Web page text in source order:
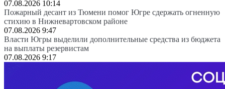
07.08.2026 10:14
Пожарный десант из Тюмени помог Югре сдержать огненную
стихию в Нижневартовском районе
07.08.2026 9:47
Власти Югры выделили дополнительные средства из бюджета
на выплаты резервистам
07.08.2026 9:17